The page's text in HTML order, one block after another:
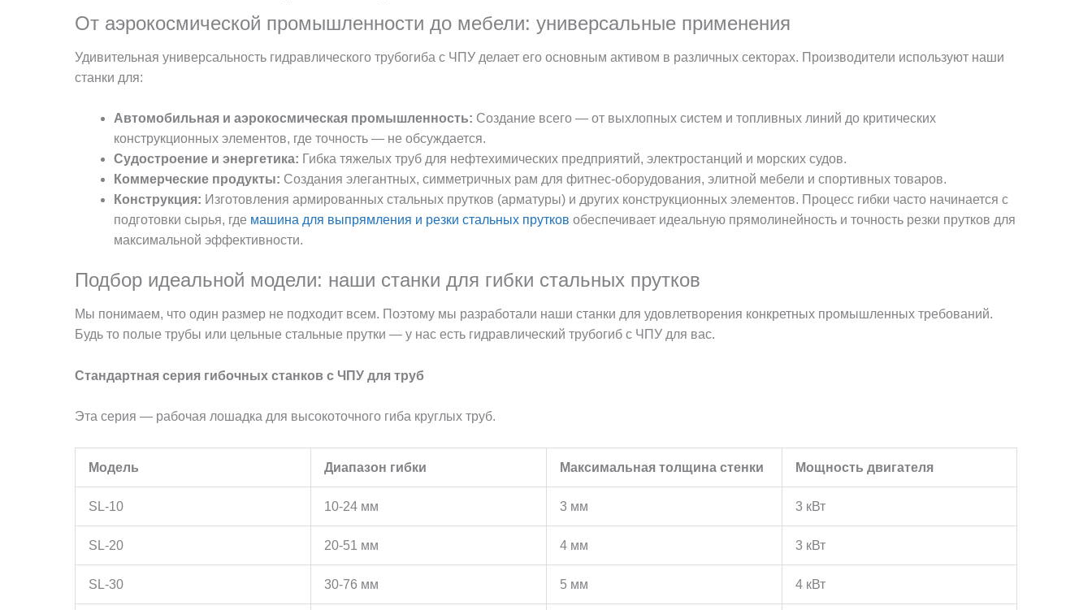
От аэрокосмической промышленности до мебели: универсальные применения
Удивительная универсальность гидравлического трубогиба с ЧПУ делает его основным активом в различных секторах. Производители используют наши
станки для:
Автомобильная и аэрокосмическая промышленность: Создание всего — от выхлопных систем и топливных линий до критических
конструкционных элементов, где точность — не обсуждается.
Судостроение и энергетика: Гибка тяжелых труб для нефтехимических предприятий, электростанций и морских судов.
Коммерческие продукты: Создания элегантных, симметричных рам для фитнес-оборудования, элитной мебели и спортивных товаров.
Конструкция: Изготовления армированных стальных прутков (арматуры) и других конструкционных элементов. Процесс гибки часто начинается с
подготовки сырья, где машина для выпрямления и резки стальных прутков обеспечивает идеальную прямолинейность и точность резки прутков для
максимальной эффективности.
Подбор идеальной модели: наши станки для гибки стальных прутков
Мы понимаем, что один размер не подходит всем. Поэтому мы разработали наши станки для удовлетворения конкретных промышленных требований.
Будь то полые трубы или цельные стальные прутки — у нас есть гидравлический трубогиб с ЧПУ для вас.
Стандартная серия гибочных станков с ЧПУ для труб
Эта серия — рабочая лошадка для высокоточного гиба круглых труб.
Модель Диапазон гибки Максимальная толщина стенки Мощность двигателя
SL-10 10-24 мм 3 мм 3 кВт
SL-20 20-51 мм 4 мм 3 кВт
SL-30 30-76 мм 5 мм 4 кВт